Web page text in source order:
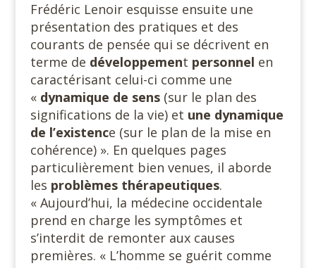
Frédéric Lenoir esquisse ensuite une
présentation des pratiques et des
courants de pensée qui se décrivent en
terme de développement personnel en
caractérisant celui-ci comme une
« dynamique de sens(sur le plan des
significations de la vie) et une dynamique
de l’existence (sur le plan de la mise en
cohérence) ». En quelques pages
particulièrement bien venues, il aborde
les problèmes thérapeutiques.
« Aujourd’hui, la médecine occidentale
prend en charge les symptômes et
s’interdit de remonter aux causes
premières. « L’homme se guérit comme